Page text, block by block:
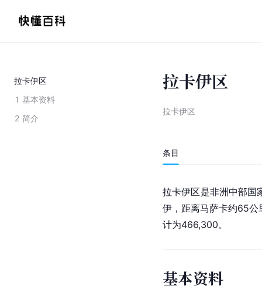
拉卡伊区
1 基本资料
2 简介
拉卡伊区
拉卡伊区
条目
拉卡伊区是非洲中部国
伊，距离马萨卡约65公
计为466,300。
基本资料